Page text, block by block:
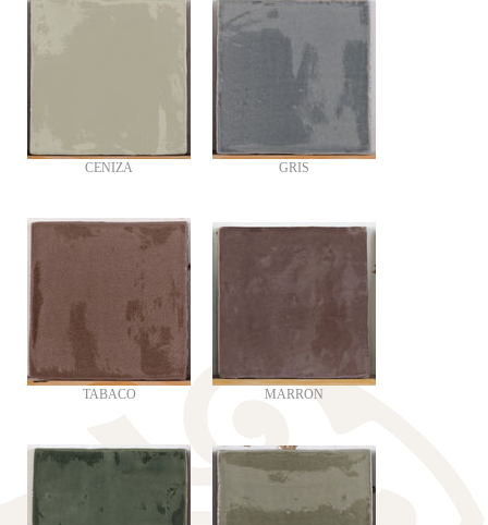
CENIZA GRIS
TABACO MARRON